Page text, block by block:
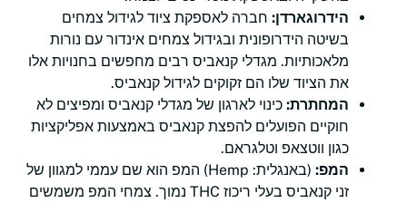
הידרוגארדן: חברה לאספקת ציוד לגידול צמחים
בשיטה הידרופונית ובגידול צמחים אינדור עם נורות
מלאכותיות. מגדלי קנאביס רבים מחפשים בחנויות אלו
את הציוד שלו הם זקוקים לגידול קנאביס.
המחתרת: כינוי לארגון של מגדלי קנאביס ומפיצים לא
חוקיים הפועלים להפצת קנאביס באמצעות אפליקציות
כגון ווטצאפ וטלגראם.
המפ:
(באנגלית: Hemp) המפ הוא שם עממי למגוון של
זני קנאביס בעלי ריכוז THC נמוך. צמחי המפ משמשים